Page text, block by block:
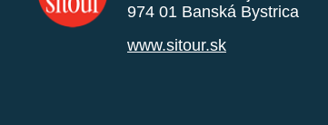
974 01 Banská Bystrica
www.sitour.sk